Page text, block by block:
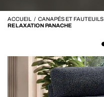
ACCUEIL / CANAPÉS ET FAUTEUILS
RELAXATION PANACHE